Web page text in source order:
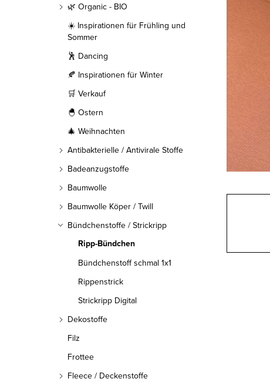
🌿 Organic - BIO
☀️ Inspirationen für Frühling und
Sommer
🕺 Dancing
🍂 Inspirationen für Winter
🛒 Verkauf
🐣 Ostern
🎄 Weihnachten
Antibakterielle / Antivirale Stoffe
Badeanzugstoffe
Baumwolle
Baumwolle Köper / Twill
Bündchenstoffe / Strickripp
Ripp-Bündchen
Bündchenstoff schmal 1x1
Rippenstrick
Strickripp Digital
Dekostoffe
Filz
Frottee
Fleece / Deckenstoffe